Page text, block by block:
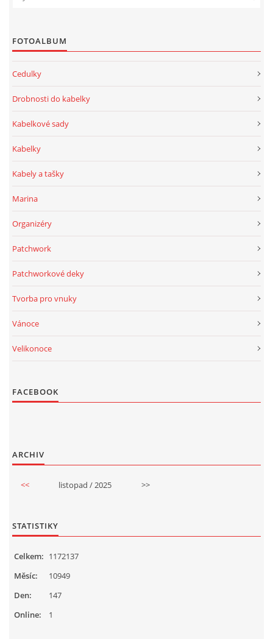
FOTOALBUM
Cedulky
Drobnosti do kabelky
Kabelkové sady
Kabelky
Kabely a tašky
Marina
Organizéry
Patchwork
Patchworkové deky
Tvorba pro vnuky
Vánoce
Velikonoce
FACEBOOK
ARCHIV
<< listopad / 2025 >>
STATISTIKY
Online: 1
Celkem: 1172137
Měsíc:
10949
Den:
147